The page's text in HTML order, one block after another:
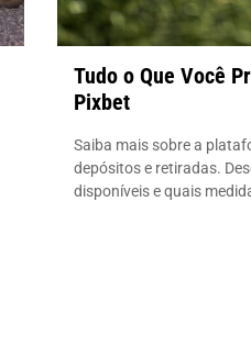
Tudo o Que Você
Pixbet
Saiba mais sobre a
depósitos e retiradas.
disponíveis e quais